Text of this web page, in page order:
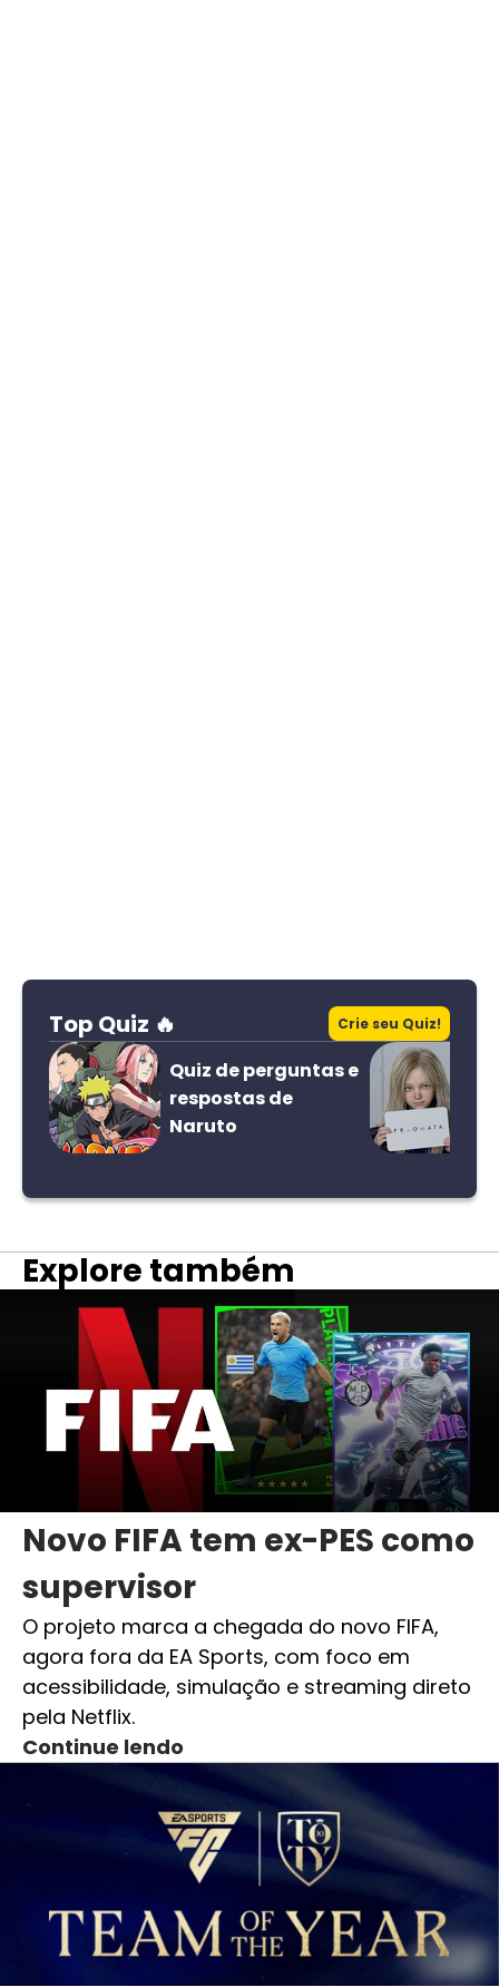
Top Quiz 🔥 Crie seu Quiz!
Quiz de perguntas e
respostas de
Naruto
Explore também
Novo FIFA tem ex-PES como
supervisor
O projeto marca a chegada do novo FIFA,
agora fora da EA Sports, com foco em
acessibilidade, simulação e streaming direto
pela Netflix.
Continue lendo